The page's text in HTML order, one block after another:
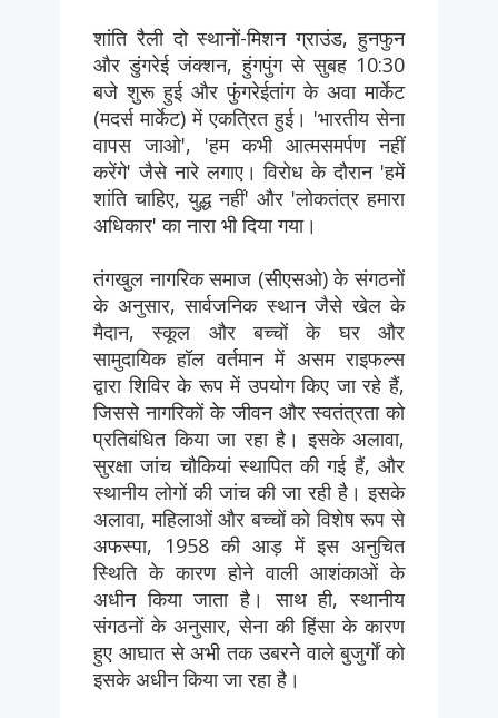
शांति रैली दो स्थानों-मिशन ग्राउंड, हुनफुन
और डुंगरेई जंक्शन, हुंगपुंग से सुबह 10:30
बजे शुरू हुई और फुंगरेईतांग के अवा मार्केट
(मदर्स मार्केट) में एकत्रित हुई। 'भारतीय सेना
वापस जाओ', 'हम कभी आत्मसमर्पण नहीं
करेंगे' जैसे नारे लगाए। विरोध के दौरान 'हमें
शांति चाहिए, युद्ध नहीं' और 'लोकतंत्र हमारा
अधिकार' का नारा भी दिया गया।
तंगखुल नागरिक समाज (सीएसओ) के संगठनों
के अनुसार, सार्वजनिक स्थान जैसे खेल के
मैदान, स्कूल और बच्चों के घर और
सामुदायिक हॉल वर्तमान में असम राइफल्स
द्वारा शिविर के रूप में उपयोग किए जा रहे हैं,
जिससे नागरिकों के जीवन और स्वतंत्रता को
प्रतिबंधित किया जा रहा है। इसके अलावा,
सुरक्षा जांच चौकियां स्थापित की गई हैं, और
स्थानीय लोगों की जांच की जा रही है। इसके
अलावा, महिलाओं और बच्चों को विशेष रूप से
अफस्पा, 1958 की आड़ में इस अनुचित
स्थिति के कारण होने वाली आशंकाओं के
अधीन किया जाता है। साथ ही, स्थानीय
संगठनों के अनुसार, सेना की हिंसा के कारण
हुए आघात से अभी तक उबरने वाले बुजुर्गों को
इसके अधीन किया जा रहा है।